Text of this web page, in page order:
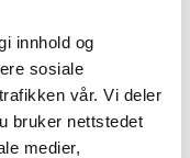
innhold og
sosiale
vår. Vi deler
bruker nettstedet
medier,
i kommunen.
i